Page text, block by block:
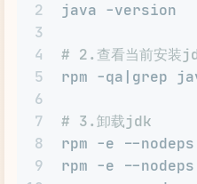
2
3
4
5
6
7
8
9
java -version
# 2.查看当前安装
rpm -qa|grep
# 3.卸载jdk
rpm -e --
rpm -e --